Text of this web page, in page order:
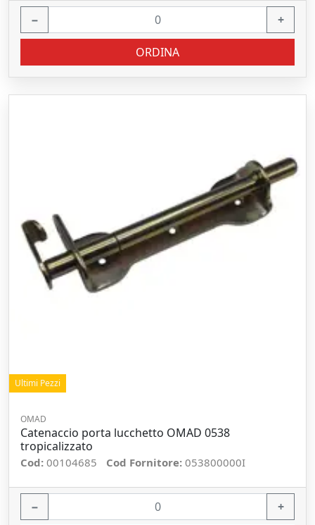
− +
ORDINA
Ultimi Pezzi
OMAD
Catenaccio porta lucchetto OMAD 0538
tropicalizzato
Cod: 00104685 Cod Fornitore: 053800000I
− +